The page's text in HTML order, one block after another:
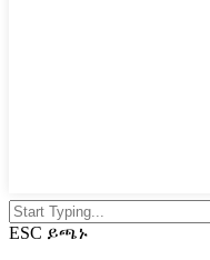
ESC ይጫኑ